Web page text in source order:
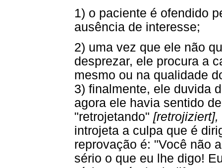
1) o paciente é ofendido
ausência de interesse;
2) uma vez que ele não
desprezar, ele procura a
mesmo ou na qualidade
3) finalmente, ele duvida
agora ele havia sentido
"retrojetando" [retrojiziert],
introjeta a culpa que é
reprovação é: "Você não
sério o que eu lhe digo!